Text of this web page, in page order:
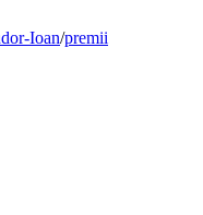
Ioan/premii